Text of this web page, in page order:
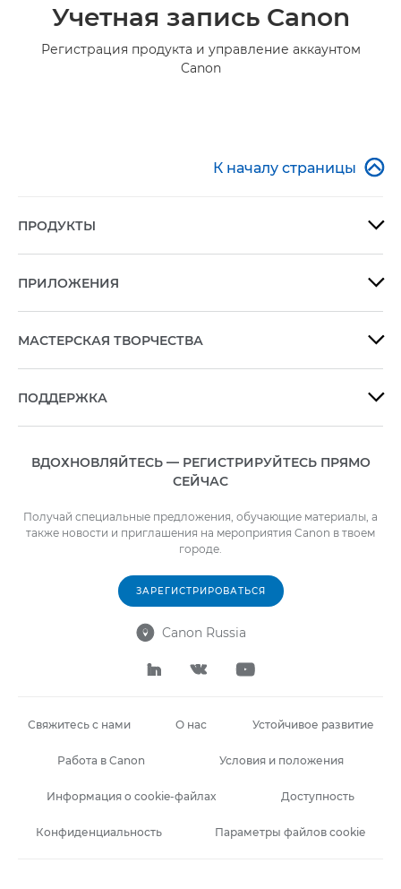
Учетная запись Canon
Регистрация продукта и управление аккаунтом
Canon
К началу страницы 
ПРОДУКТЫ 
ПРИЛОЖЕНИЯ 
МАСТЕРСКАЯ ТВОРЧЕСТВА 
ПОДДЕРЖКА 
ВДОХНОВЛЯЙТЕСЬ — РЕГИСТРИРУЙТЕСЬ ПРЯМО
СЕЙЧАС
Получай специальные предложения, обучающие материалы, а
также новости и приглашения на мероприятия Canon в твоем
городе.
ЗАРЕГИСТРИРОВАТЬСЯ
 Canon Russia
  
Свяжитесь с нами О нас Устойчивое развитие
Работа в Canon Условия и положения
Информация о cookie-файлах Доступность
Конфиденциальность Параметры файлов cookie